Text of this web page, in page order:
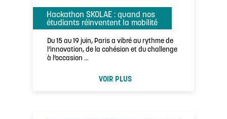
Hackathon SKOLAE : quand nos
étudiants réinventent la mobilité
Du 15 au 19 juin, Paris a vibré au rythme de
l’innovation, de la cohésion et du challenge
à l’occasion …
VOIR PLUS